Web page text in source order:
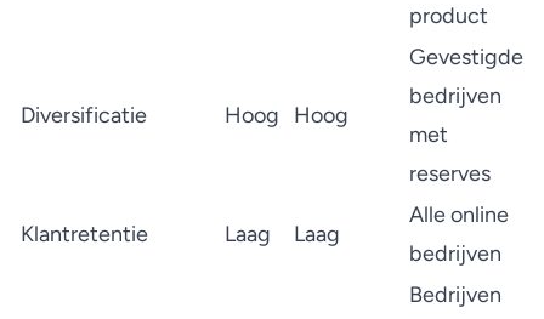
product
Diversificatie Hoog Hoog
Gevestigde
bedrijven
met
reserves
Klantretentie Laag Laag
Alle online
bedrijven
Bedrijven